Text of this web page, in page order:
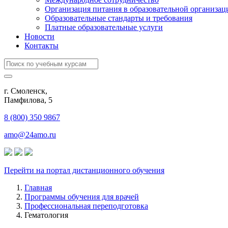
Организация питания в образовательной
Образовательные стандарты и требования
Платные образовательные услуги
Новости
Контакты
г. Смоленск,
​Памфилова, 5
8 (800) 350 9867
amo@24amo.ru
Перейти на портал дистанционного обучения
Главная
Программы обучения для врачей
Профессиональная переподготовка
Гематология